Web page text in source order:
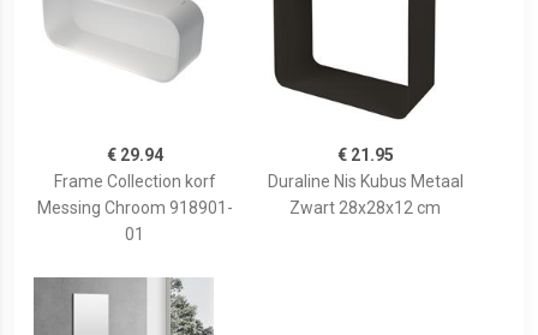
€ 29.94
Frame Collection korf
Messing Chroom 918901-
01
€ 21.95
Duraline Nis Kubus Metaal
Zwart 28x28x12 cm